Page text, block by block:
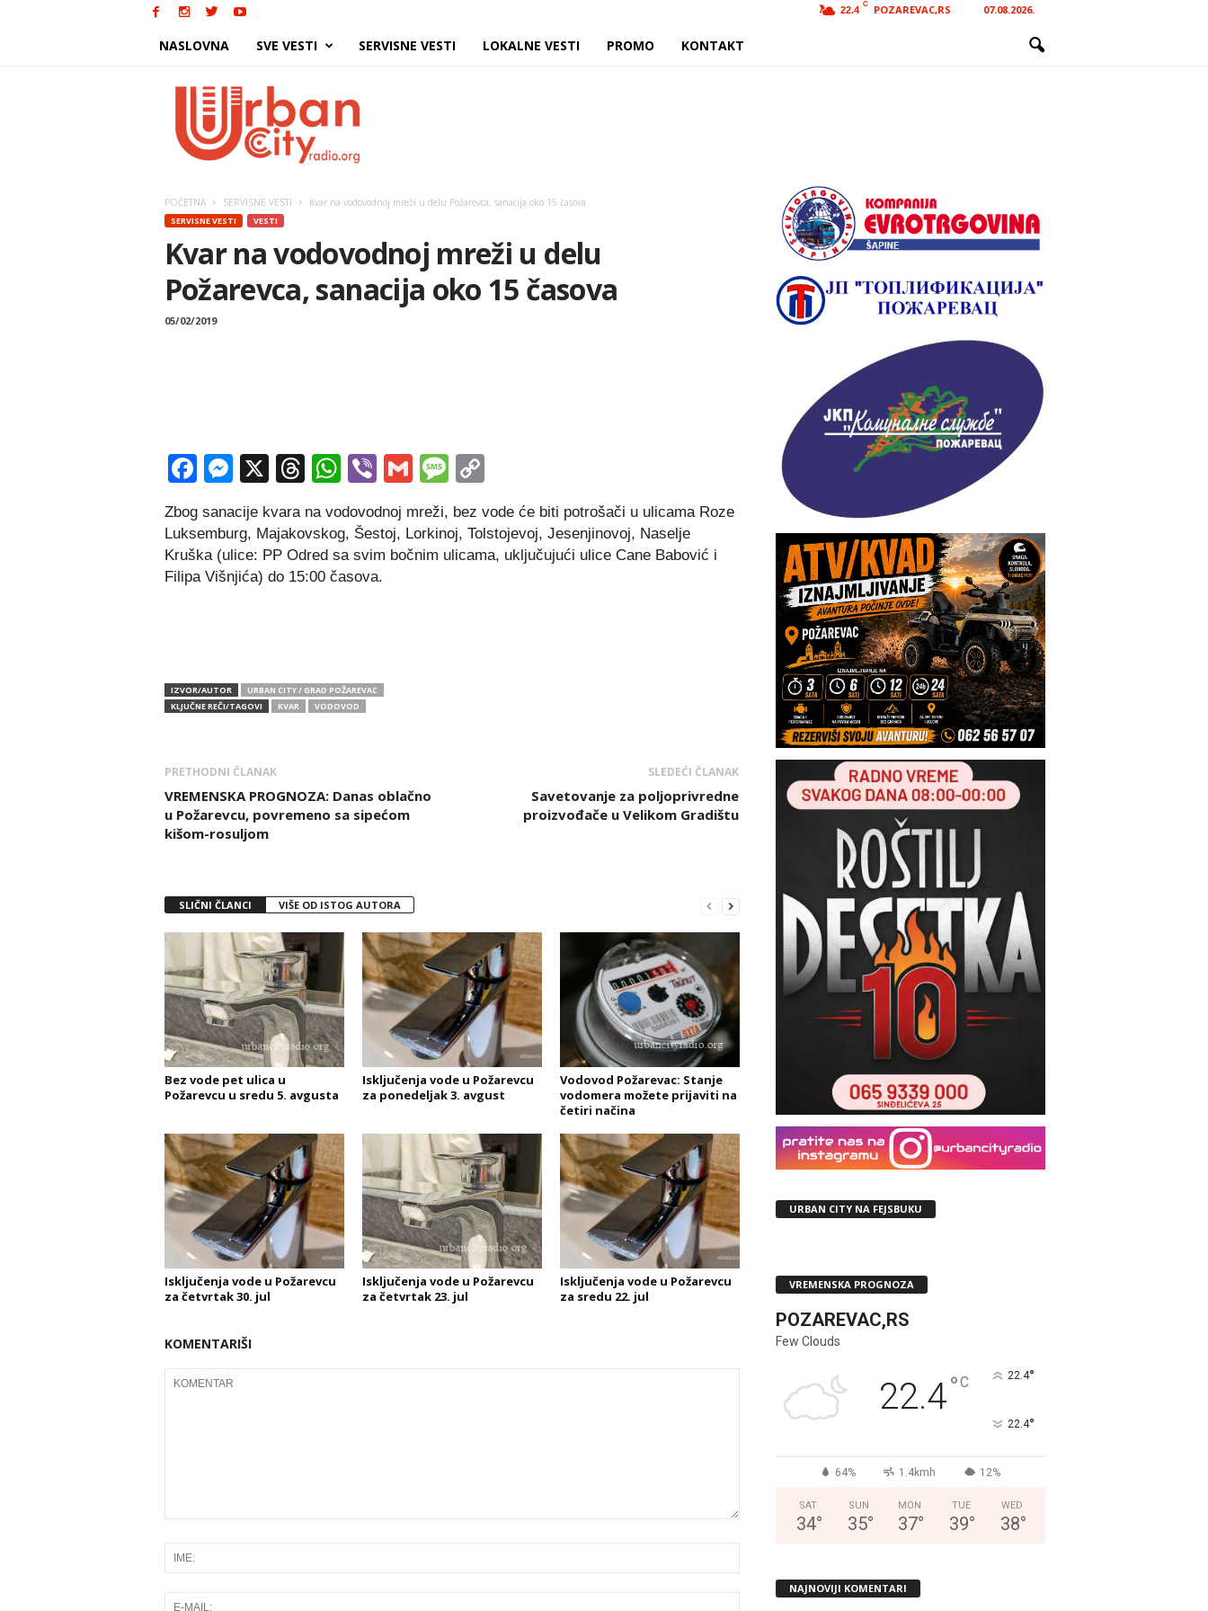
22.4
C POZAREVAC,RS 07.08.2026.
NASLOVNA SVE VESTI SERVISNE VESTI LOKALNE VESTI PROMO KONTAKT
POČETNA SERVISNE VESTI Kvar na vodovodnoj mreži u delu Požarevca, sanacija oko 15 časova
SERVISNE VESTI VESTI
Kvar na vodovodnoj mreži u delu
Požarevca, sanacija oko 15 časova
05/02/2019
Facebook
Messenger
X Threads
WhatsApp
ViberGmailMessage
Link
Zbog sanacije kvara na vodovodnoj mreži, bez vode će biti potrošači u ulicama Roze
Luksemburg, Majakovskog, Šestoj, Lorkinoj, Tolstojevoj, Jesenjinovoj, Naselje
Kruška (ulice: PP Odred sa svim bočnim ulicama, uključujući ulice Cane Babović i
Filipa Višnjića) do 15:00 časova.
IZVOR/AUTOR
URBAN CITY / GRAD POŽAREVAC
KLJUČNE REČI/TAGOVI
KVAR VODOVOD
PRETHODNI ČLANAK
VREMENSKA PROGNOZA: Danas oblačno
u Požarevcu, povremeno sa sipećom
kišom-rosuljom
SLEDEĆI ČLANAK
Savetovanje za poljoprivredne
proizvođače u Velikom Gradištu
SLIČNI ČLANCI VIŠE OD ISTOG AUTORA
Bez vode pet ulica u
Požarevcu u sredu 5. avgusta
Isključenja vode u Požarevcu
za ponedeljak 3. avgust
Vodovod Požarevac: Stanje
vodomera možete prijaviti na
četiri načina
Isključenja vode u Požarevcu
za četvrtak 30. jul
Isključenja vode u Požarevcu
za četvrtak 23. jul
Isključenja vode u Požarevcu
za sredu 22. jul
KOMENTARIŠI
URBAN CITY NA FEJSBUKU
VREMENSKA PROGNOZA
POZAREVAC,RS
Few Clouds
22.4°C 22.4°
22.4°
64% 1.4kmh 12%
SAT
34°
SUN
35°
MON
37°
TUE
39°
WED
38°
NAJNOVIJI KOMENTARI